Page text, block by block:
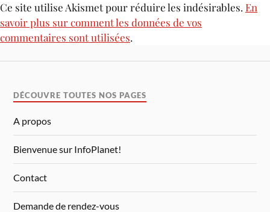
Ce site utilise Akismet pour réduire les indésirables. En
savoir plus sur comment les données de vos
commentaires sont utilisées.
DÉCOUVRE TOUTES NOS PAGES
A propos
Bienvenue sur InfoPlanet!
Contact
Demande de rendez-vous